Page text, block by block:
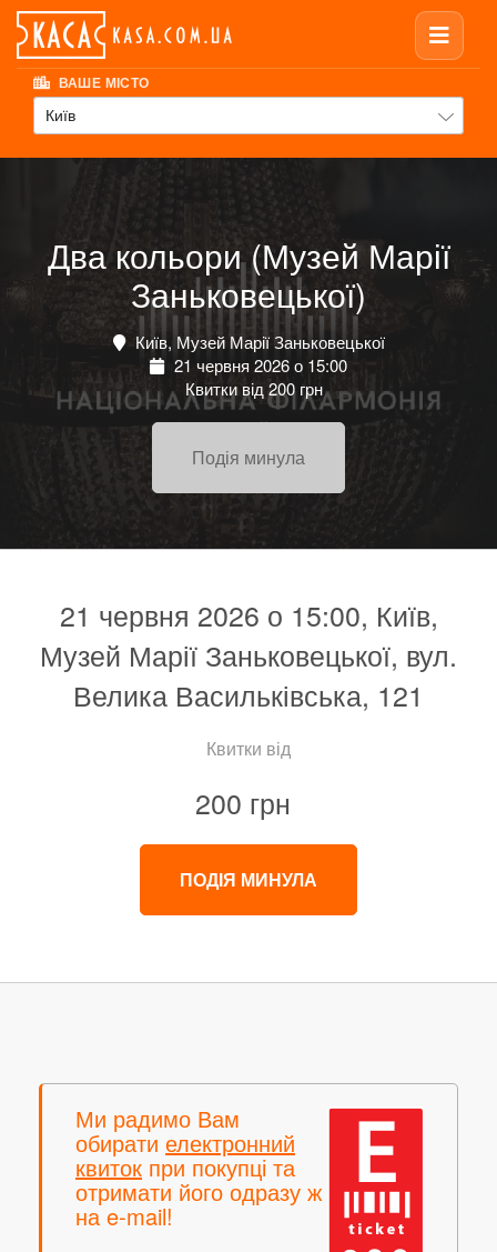
ВАШЕ МІСТО
Київ
Два кольори (Музей Марії
Заньковецької)
Київ, Музей Марії Заньковецької
21 червня 2026 о 15:00
Квитки від 200 грн
Подія минула
21 червня 2026 о 15:00, Київ,
Музей Марії Заньковецької, вул.
Велика Васильківська, 121
Квитки від
200 грн
ПОДІЯ МИНУЛА
Ми радимо Вам
обирати електронний
квиток при покупці та
отримати його одразу ж
на e-mail!